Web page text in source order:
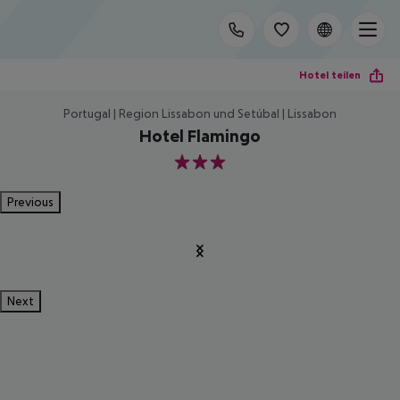
Hotel teilen
Portugal | Region Lissabon und Setúbal | Lissabon
Hotel Flamingo
3
Previous
Next